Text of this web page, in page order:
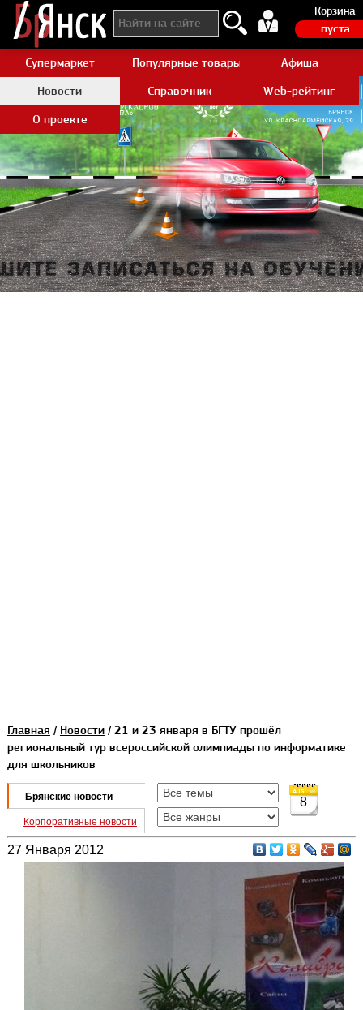
Корзина
пуста
Супермаркет Популярные товары AliexpressАфиша
Новости
Справочник
Web-рейтинг
О проекте
Главная / Новости/ 21 и 23 января в БГТУ прошёл
региональный тур всероссийской олимпиады по информатике
для школьников
Брянские новости
Корпоративные новости
8
27 Января 2012